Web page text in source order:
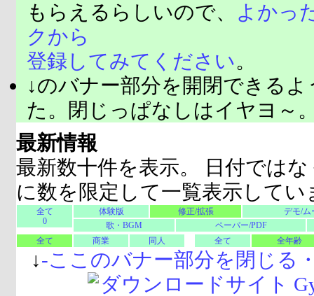
もらえるらしいので、
よかっ
クから
登録してみてください。
↓のバナー部分を開閉できる
た。閉じっぱなしはイヤヨ～
最新情報
最新数十件を表示。 日付では
に数を限定して一覧表示してい
全て
0
体験版 修正/拡張
デモ/ム
歌・BGM
ペーパー/PDF
全て
商業 同人 全て 全年齢
↓-ここのバナー部分を閉じる